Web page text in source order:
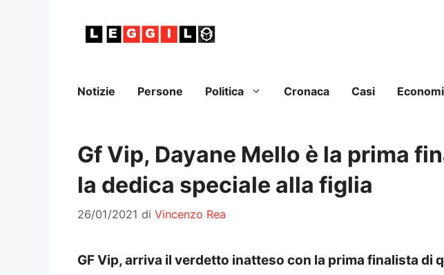
Notizie Persone Politica Cronaca Casi
Gf Vip, Dayane Mello è la prima
la dedica speciale alla figlia
26/01/2021 di Vincenzo Rea
GF Vip, arriva il verdetto inatteso con la prima finalista di